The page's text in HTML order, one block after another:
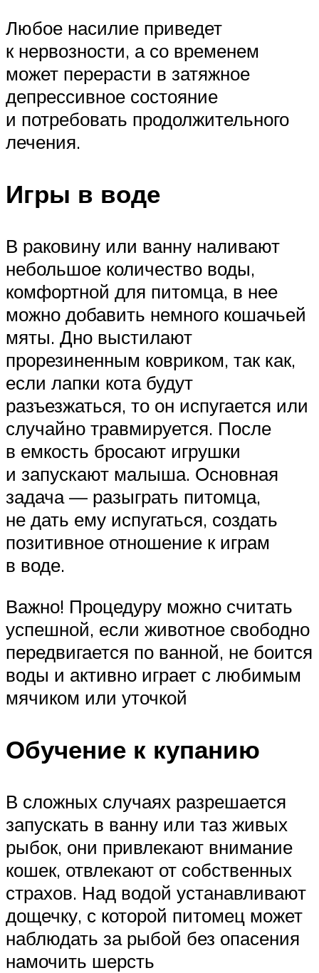
Любое насилие приведет
к нервозности, а со временем
может перерасти в затяжное
депрессивное состояние
и потребовать продолжительного
лечения.
Игры в воде
В раковину или ванну наливают
небольшое количество воды,
комфортной для питомца, в нее
можно добавить немного кошачьей
мяты. Дно выстилают
прорезиненным ковриком, так как,
если лапки кота будут
разъезжаться, то он испугается или
случайно травмируется. После
в емкость бросают игрушки
и запускают малыша. Основная
задача — разыграть питомца,
не дать ему испугаться, создать
позитивное отношение к играм
в воде.
Важно! Процедуру можно считать
успешной, если животное свободно
передвигается по ванной, не боится
воды и активно играет с любимым
мячиком или уточкой
Обучение к купанию
В сложных случаях разрешается
запускать в ванну или таз живых
рыбок, они привлекают внимание
кошек, отвлекают от собственных
страхов. Над водой устанавливают
дощечку, с которой питомец может
наблюдать за рыбой без опасения
намочить шерсть